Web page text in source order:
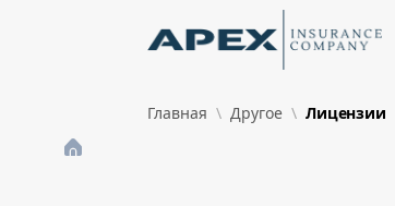
Главная Другое Лицензии